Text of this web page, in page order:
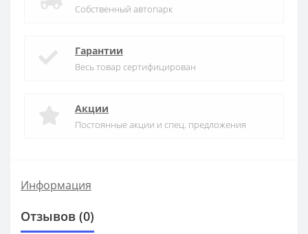
Собственный автопарк
Гарантии
Весь товар сертифицирован
Акции
Постоянные акции и спец. предложения
Информация
Отзывов (0)